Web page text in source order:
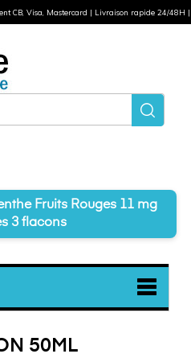
Fruits Rouges 11 mg
3 flacons
50ML
CB, Visa, Mastercard | Livraison rapide 24/48H |